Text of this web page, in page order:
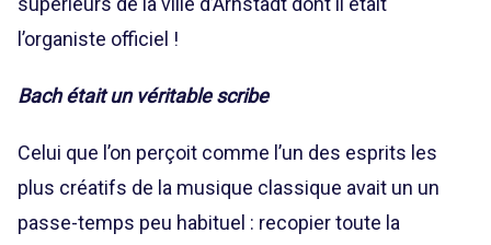
l’organiste officiel !
Bach était un véritable scribe
Celui que l’on perçoit comme l’un des esprits les
plus créatifs de la musique classique avait un un
passe-temps peu habituel : recopier toute la